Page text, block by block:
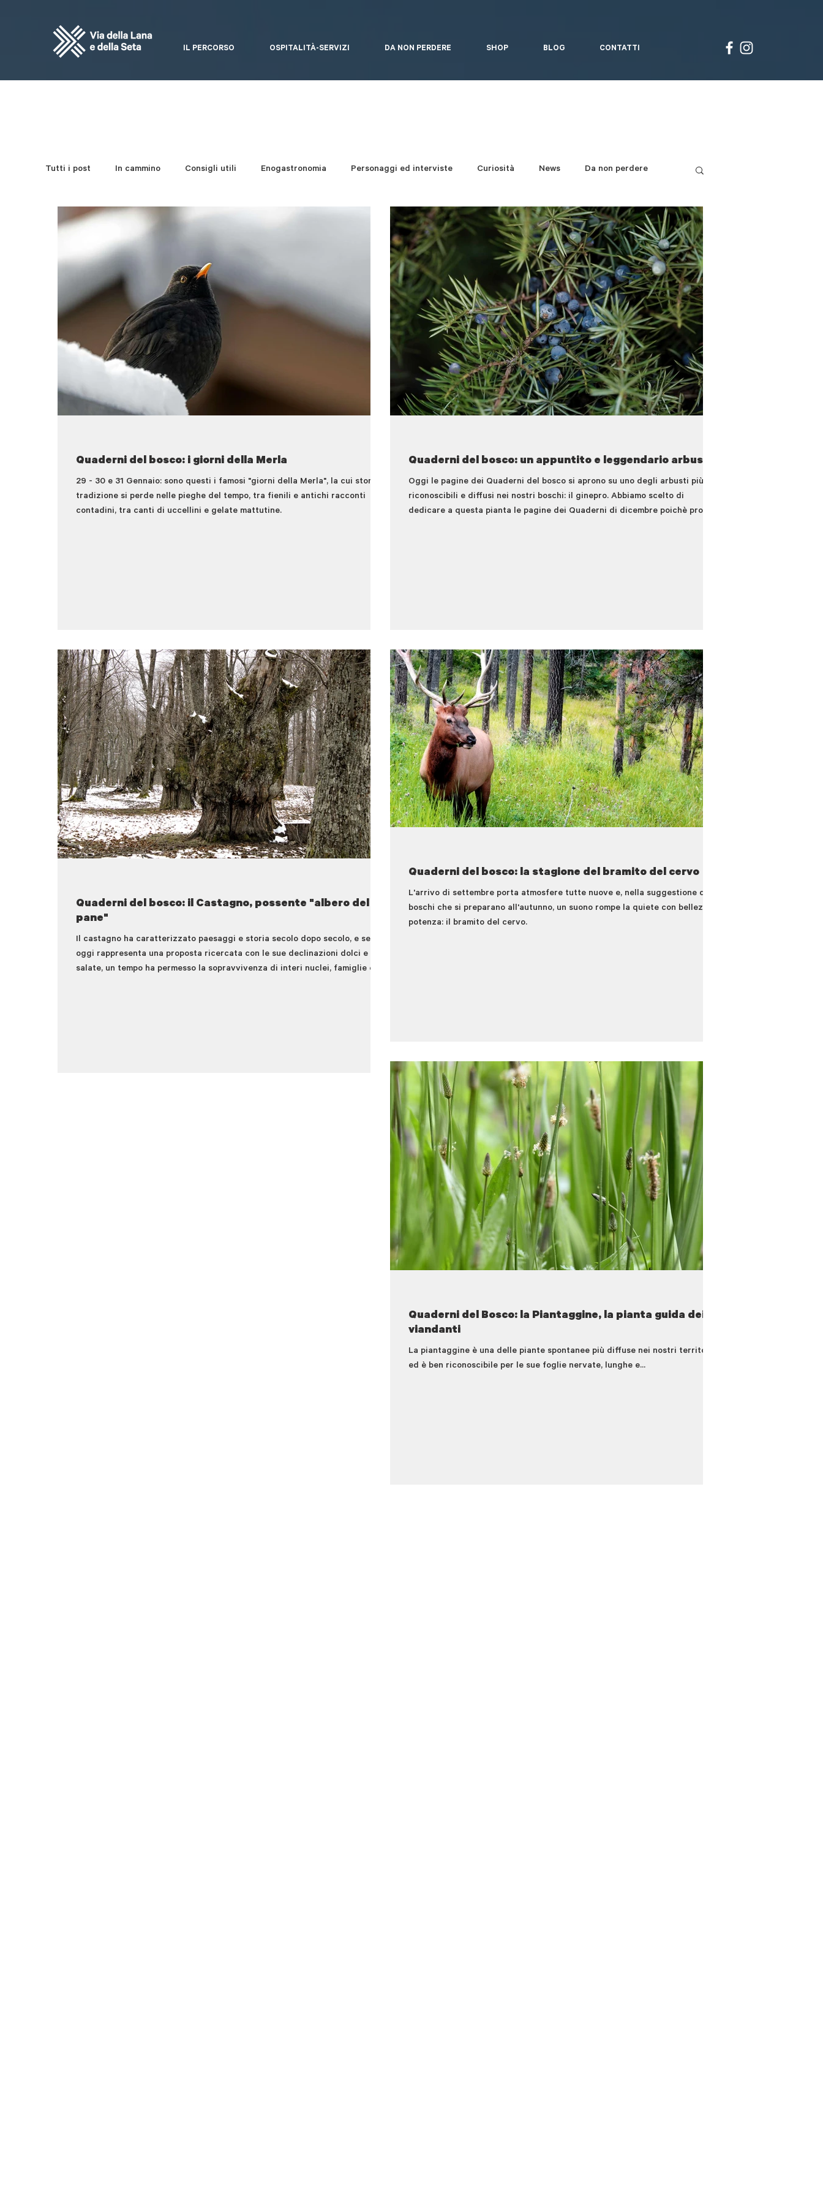
IL PERCORSO OSPITALITÀ-SERVIZI DA NON PERDERE SHOP BLOG CONTATTI
Tutti i post In cammino Consigli utili Enogastronomia Personaggi ed interviste Curiosità News Da non perdere
Festa della Via Quaderni del bosco Eventi Un giro a...
Quaderni del bosco: i giorni della Merla
29 - 30 e 31 Gennaio: sono questi i famosi "giorni della Merla", la cui storia e
tradizione si perde nelle pieghe del tempo, tra fienili e antichi racconti
contadini, tra canti di uccellini e gelate mattutine.
Quaderni del bosco: un appuntito e leggendario arbusto
Oggi le pagine dei Quaderni del bosco si aprono su uno degli arbusti più
riconoscibili e diffusi nei nostri boschi: il ginepro. Abbiamo scelto di
dedicare a questa pianta le pagine dei Quaderni di dicembre poichè proprio
Quaderni del bosco: il Castagno, possente "albero del
pane"
Il castagno ha caratterizzato paesaggi e storia secolo dopo secolo, e se
oggi rappresenta una proposta ricercata con le sue declinazioni dolci e
salate, un tempo ha permesso la sopravvivenza di interi nuclei, famiglie e
Quaderni del bosco: la stagione del bramito del cervo
L'arrivo di settembre porta atmosfere tutte nuove e, nella suggestione dei
boschi che si preparano all'autunno, un suono rompe la quiete con bellezza e
potenza: il bramito del cervo.
Quaderni del Bosco: la Piantaggine, la pianta guida dei
viandanti
La piantaggine è una delle piante spontanee più diffuse nei nostri territori
ed è ben riconoscibile per le sue foglie nervate, lunghe e...